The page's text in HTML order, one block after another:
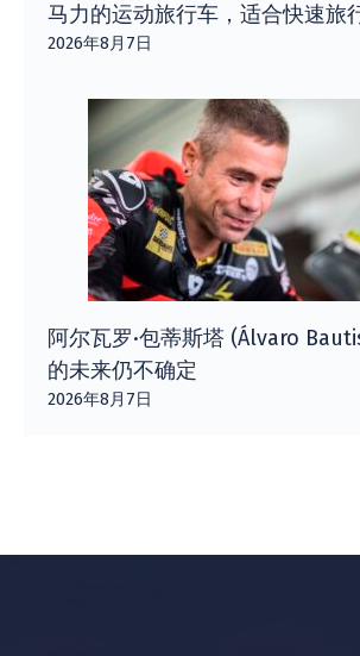
马力的运动旅行车，适合快速旅
2026年8月7日
阿尔瓦罗·包蒂斯塔 (Álvaro
的未来仍不确定
2026年8月7日